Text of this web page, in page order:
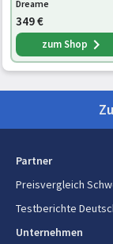
Energiequelle
Saugleistung
Akku-/
Sonstige
Dreame
349€
zum Shop
Partner
Preisvergleich
Testberichte
Unternehmen